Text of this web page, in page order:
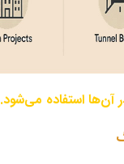
آن‌ها استفاده می‌شود.